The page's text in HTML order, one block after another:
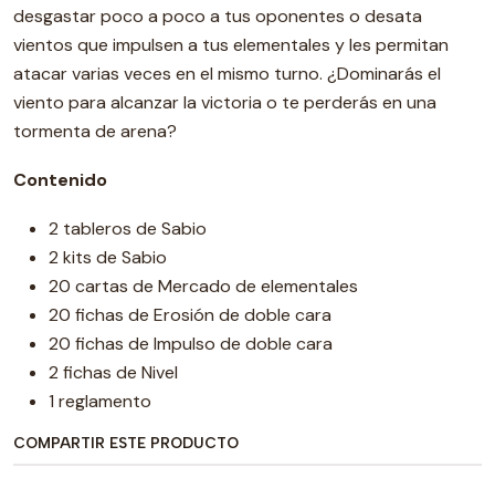
desgastar poco a poco a tus oponentes o desata
vientos que impulsen a tus elementales y les permitan
atacar varias veces en el mismo turno. ¿Dominarás el
viento para alcanzar la victoria o te perderás en una
tormenta de arena?
Contenido
2 tableros de Sabio
2 kits de Sabio
20 cartas de Mercado de elementales
20 fichas de Erosión de doble cara
20 fichas de Impulso de doble cara
2 fichas de Nivel
1 reglamento
COMPARTIR ESTE PRODUCTO